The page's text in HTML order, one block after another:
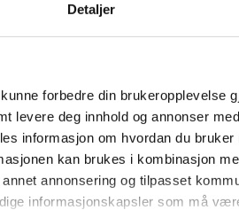
Detaljer
forbedre din brukeropplevelse
levere deg innhold og annonser
informasjon om hvordan du
kan brukes i kombinasjon
annonsering og tilpasset
informasjonskapsler som må
ønsker å
og